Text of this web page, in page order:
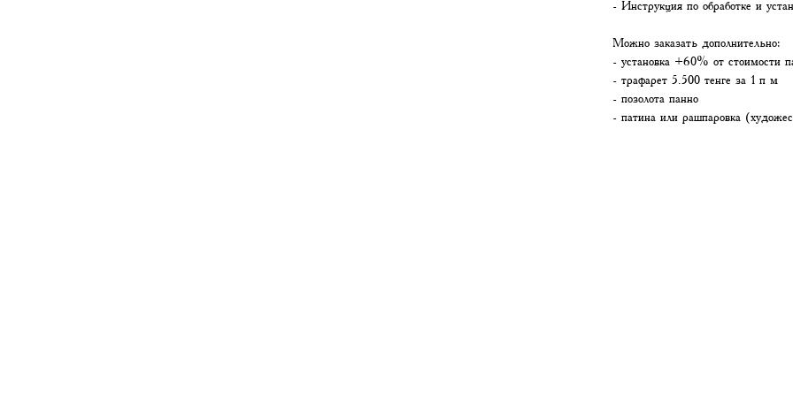
- Инструкция по обработке и
Можно заказать дополнительно:
- установка +60% от стоимости
- трафарет 5.500 тенге за 1 п м
- позолота панно
- патина или рашпаровка